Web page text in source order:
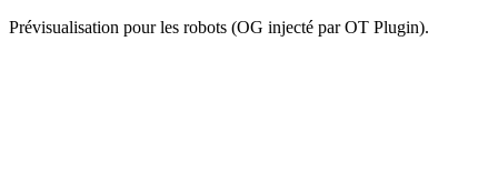
Prévisualisation pour les robots (OG injecté par OT Plugin).